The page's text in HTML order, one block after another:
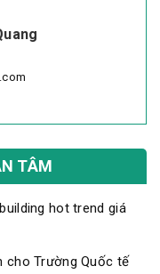
TÂM
hot trend giá
cho Trường Quốc tế